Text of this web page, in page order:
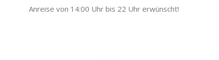
Anreise von 14:00 Uhr bis 22 Uhr erwünscht!